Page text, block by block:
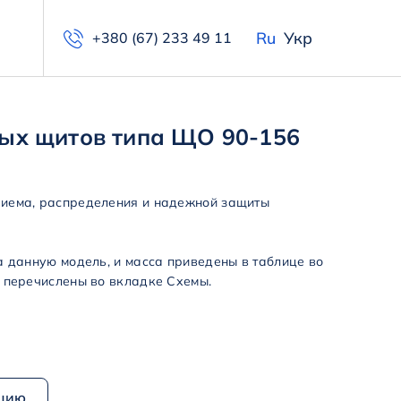
+380 (67) 233 49 11 Ru Укр
щитов типа ЩО 90-156
распределения и надежной защиты
модель, и масса приведены в таблице во
во вкладке Схемы.